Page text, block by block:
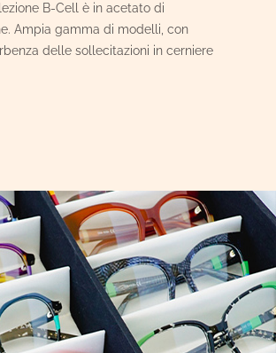
B-Cell è in acetato di
Ampia gamma di modelli, con
delle sollecitazioni in cerniere